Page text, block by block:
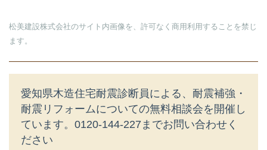
松美建設株式会社のサイト内画像を、許可なく商用利用することを禁じ
ます。
愛知県木造住宅耐震診断員による、耐震補強・
耐震リフォームについての無料相談会を開催し
ています。 0120-144-227までお問い合わせく
ださい